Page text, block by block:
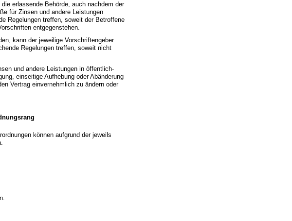
erlassende Behörde, auch nachdem der
für Zinsen und andere Leistungen
Regelungen treffen, soweit der Betroffene
entgegenstehen.
kann der jeweilige Vorschriftengeber
Regelungen treffen, soweit nicht
und andere Leistungen in öffentlich-
einseitige Aufhebung oder Abänderung
Vertrag einvernehmlich zu ändern oder
können aufgrund der jeweils